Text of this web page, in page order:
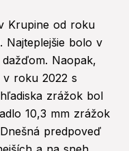
Krupine od roku
Najteplejšie bolo v
Naopak,
v roku 2022 s
zrážok bol
10,3 mm zrážok
predpoveď